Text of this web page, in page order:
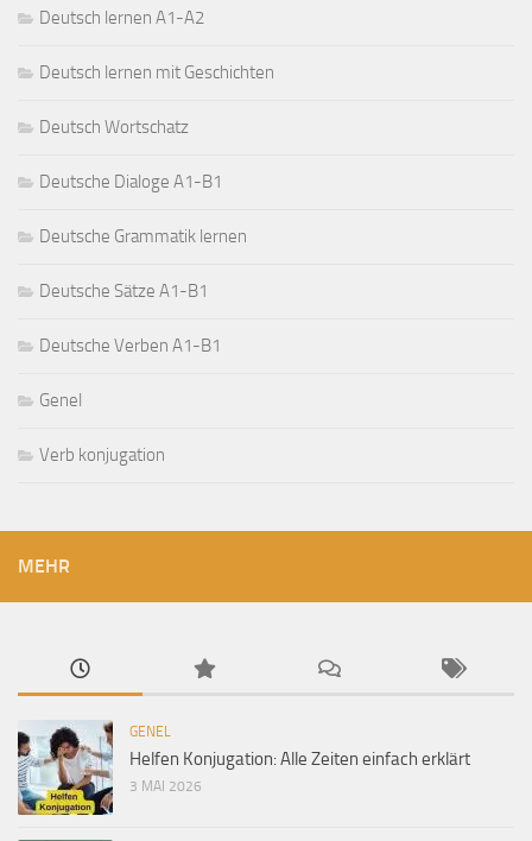
Deutsch lernen A1-A2
Deutsch lernen mit Geschichten
Deutsch Wortschatz
Deutsche Dialoge A1-B1
Deutsche Grammatik lernen
Deutsche Sätze A1-B1
Deutsche Verben A1-B1
Genel
Verb konjugation
MEHR
GENEL
Helfen Konjugation: Alle Zeiten einfach erklärt
3 MAI 2026